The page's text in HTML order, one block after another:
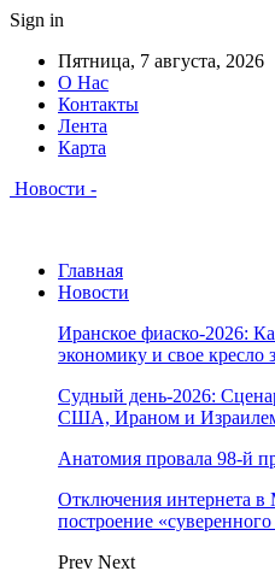
Sign in
Пятница, 7 августа, 2026
О Нас
Контакты
Лента
Карта
Новости -
Главная
Новости
Иранское фиаско-2026:
экономику и свое кресло
Судный день-2026:
США, Ираном и
Анатомия провала 98-й
Отключения интернета в
построение
Prev Next